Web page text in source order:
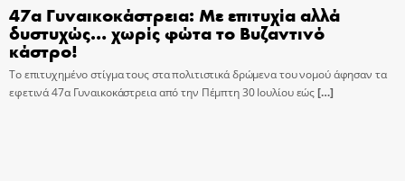
47α Γυναικοκάστρεια: Με επιτυχία αλλά
δυστυχώς… χωρίς φώτα το Βυζαντινό
κάστρο!
Το επιτυχημένο στίγμα τους στα πολιτιστικά δρώμενα του νομού άφησαν τα
εφετινά 47α Γυναικοκάστρεια από την Πέμπτη 30 Ιουλίου εώς[…]